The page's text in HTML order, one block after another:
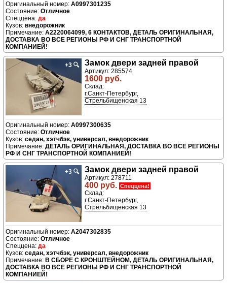
A0997301235
Отличное
да
внедорожник
A2220064099, 6 КОНТАКТОВ, ДЕТАЛЬ ОРИГИНАЛЬНАЯ,
ДОСТАВКА ВО ВСЕ РЕГИОНЫ РФ И СНГ ТРАНСПОРТНОЙ
КОМПАНИЕЙ!
+3 🔍 Замок двери задней правой
Артикул: 285574
1600 руб.
Склад:
г.Санкт-Петербург,
Стрельбищенская 13
A0997300635
Отличное
седан, хэтчбэк, универсал, внедорожник
ДЕТАЛЬ ОРИГИНАЛЬНАЯ, ДОСТАВКА ВО ВСЕ РЕГИОНЫ
РФ И СНГ ТРАНСПОРТНОЙ КОМПАНИЕЙ!
+3 🔍 Замок двери задней правой
Артикул: 278711
400 руб. Спеццена!
Склад:
г.Санкт-Петербург,
Стрельбищенская 13
A2047302835
Отличное
да
седан, хэтчбэк, универсал, внедорожник
В СБОРЕ С КРОНШТЕЙНОМ, ДЕТАЛЬ ОРИГИНАЛЬНАЯ,
ДОСТАВКА ВО ВСЕ РЕГИОНЫ РФ И СНГ ТРАНСПОРТНОЙ
КОМПАНИЕЙ!